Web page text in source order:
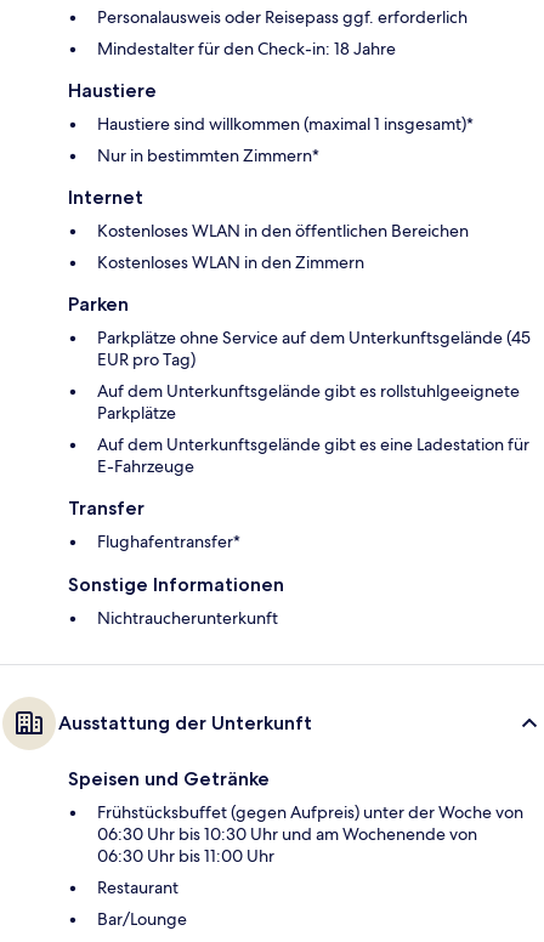
Personalausweis oder Reisepass ggf. erforderlich
Mindestalter für den Check-in: 18 Jahre
Haustiere
Haustiere sind willkommen (maximal 1 insgesamt)*
Nur in bestimmten Zimmern*
Internet
Kostenloses WLAN in den öffentlichen Bereichen
Kostenloses WLAN in den Zimmern
Parken
Parkplätze ohne Service auf dem Unterkunftsgelände (45
EUR pro Tag)
Auf dem Unterkunftsgelände gibt es rollstuhlgeeignete
Parkplätze
Auf dem Unterkunftsgelände gibt es eine Ladestation für
E-Fahrzeuge
Transfer
Flughafentransfer*
Sonstige Informationen
Nichtraucherunterkunft
Ausstattung der Unterkunft
Speisen und Getränke
Frühstücksbuffet (gegen Aufpreis) unter der Woche von
06:30 Uhr bis 10:30 Uhr und am Wochenende von
06:30 Uhr bis 11:00 Uhr
Restaurant
Bar/Lounge